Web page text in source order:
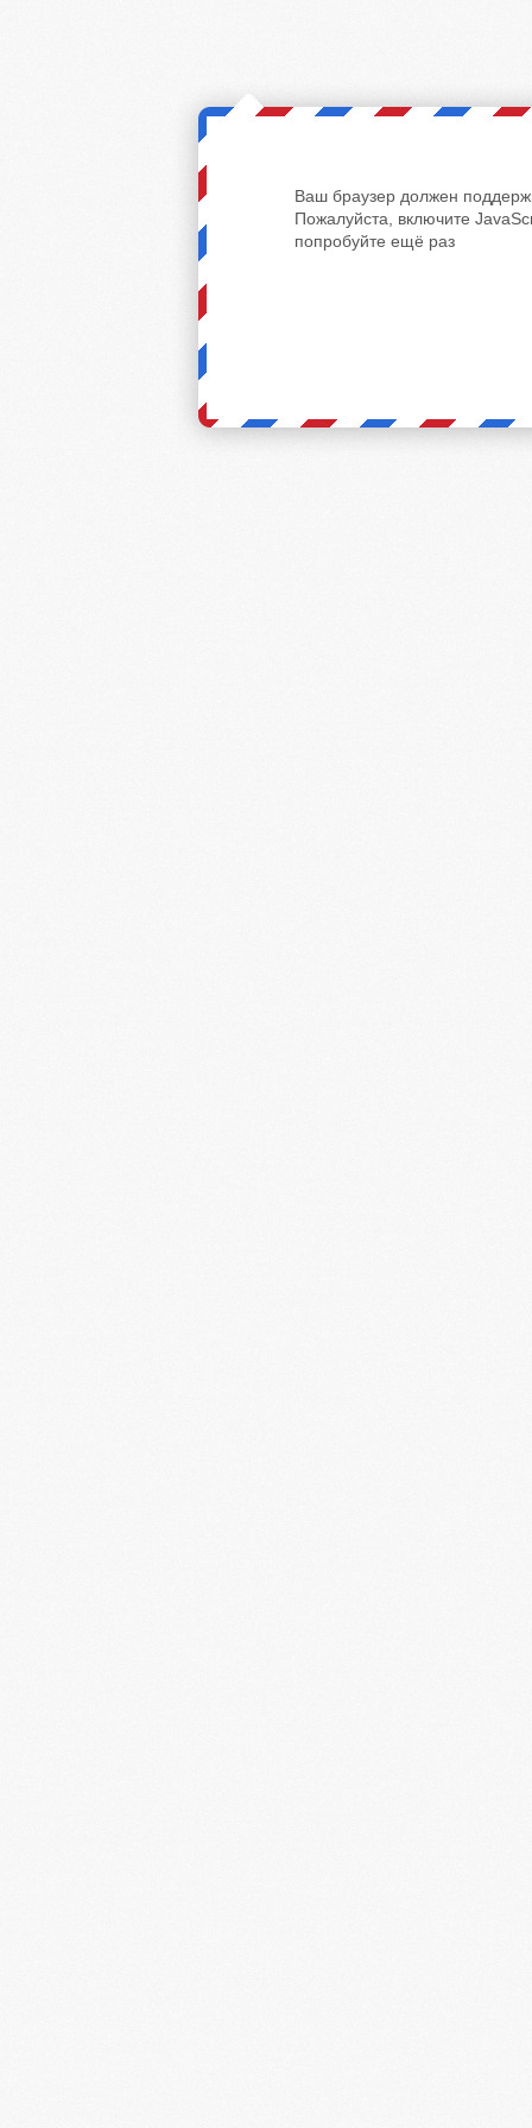
Ваш браузер должен
Пожалуйста, включите
попробуйте ещё раз